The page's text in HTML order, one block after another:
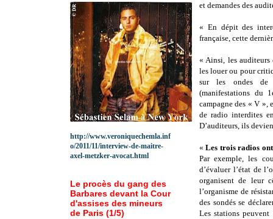
et demandes des
« En dépit des
française, cette
« Ainsi, les
les louer ou pour
sur les ondes de
(manifestations du
campagne des « V »,
de radio interdites
D’auditeurs, ils
«Les trois radios
Par exemple, les
d’évaluer l’état de
organisent de leur
l’organisme de
des sondés se
Les stations
http://www.veroniquechemla.inf
o/2011/11/interview-de-maitre-
axel-metzker-avocat.html
Le procès du gang des
Barbares devant la Cour
d'assises des mineurs
de Paris (1/5)